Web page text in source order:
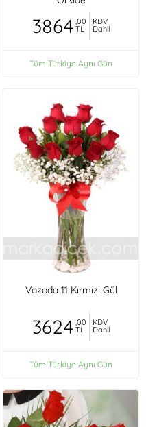
3864 ,00
TL
KDV
Dahil
Tüm Türkiye Aynı Gün
Vazoda 11 Kırmızı Gül
3624 ,00
TL
KDV
Dahil
Tüm Türkiye Aynı Gün